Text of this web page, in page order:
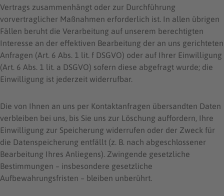
Vertrags zusammenhängt oder zur Durchführung
vorvertraglicher Maßnahmen erforderlich ist. In allen übrigen
Fällen beruht die Verarbeitung auf unserem berechtigten
Interesse an der effektiven Bearbeitung der an uns gerichteten
Anfragen (Art. 6 Abs. 1 lit. f DSGVO) oder auf Ihrer Einwilligung
(Art. 6 Abs. 1 lit. a DSGVO) sofern diese abgefragt wurde; die
Einwilligung ist jederzeit widerrufbar.
Die von Ihnen an uns per Kontaktanfragen übersandten Daten
verbleiben bei uns, bis Sie uns zur Löschung auffordern, Ihre
Einwilligung zur Speicherung widerrufen oder der Zweck für
die Datenspeicherung entfällt (z. B. nach abgeschlossener
Bearbeitung Ihres Anliegens). Zwingende gesetzliche
Bestimmungen – insbesondere gesetzliche
Aufbewahrungsfristen – bleiben unberührt.